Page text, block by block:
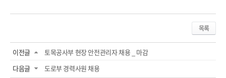
목록
이전글
토목공사부 현장 안전관리자 채용 _ 마감
다음글
도로부 경력사원 채용